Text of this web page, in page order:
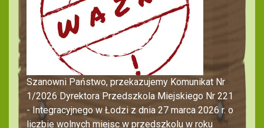
Szanowni Państwo, przekazujemy Komunikat Nr
1/2026 Dyrektora Przedszkola Miejskiego Nr 221
- Integracyjnego w Łodzi z dnia 27 marca 2026 r. o
liczbie wolnych miejsc w przedszkolu w roku